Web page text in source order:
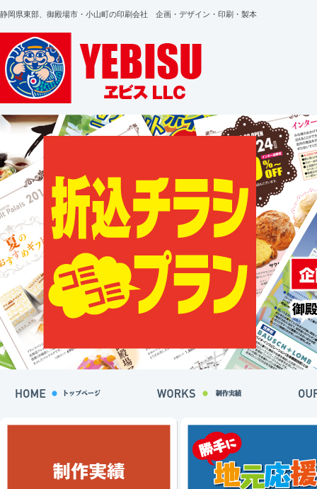
静岡県東部、御殿場市・小山町の印刷会社 企画・デザイン・印刷・製本